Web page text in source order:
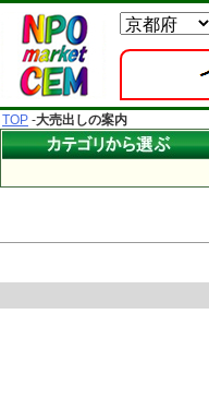
TOP -大売出しの案内